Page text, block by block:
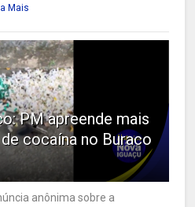
Mais
PM apreende mais
cocaína no Buraco
anônima sobre a